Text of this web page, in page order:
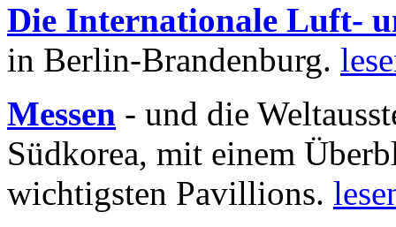
Die Internationale Luft-
in Berlin-Brandenburg.
Messen - und die
Südkorea, mit einem
wichtigsten Pavillions.